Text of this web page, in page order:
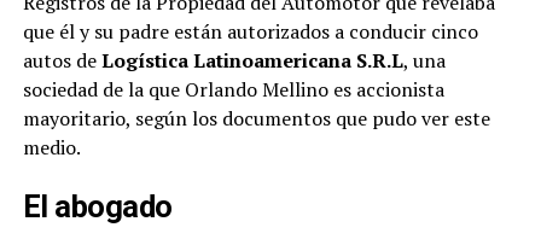
que él y su padre están autorizados a conducir cinco
autos deLogística Latinoamericana S.R.L, una
sociedad de la que Orlando Mellino es accionista
mayoritario, según los documentos que pudo ver este
medio.
El abogado